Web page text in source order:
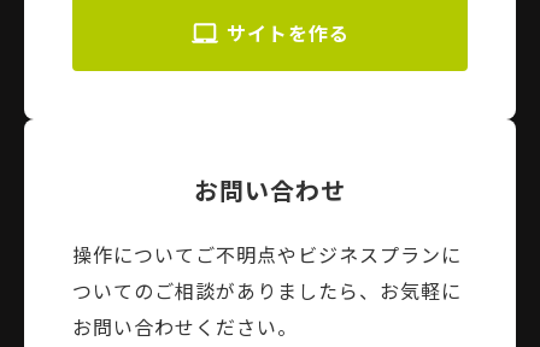
サイトを作る
お問い合わせ
操作についてご不明点やビジネスプランに
ついてのご相談がありましたら、お気軽に
お問い合わせください。